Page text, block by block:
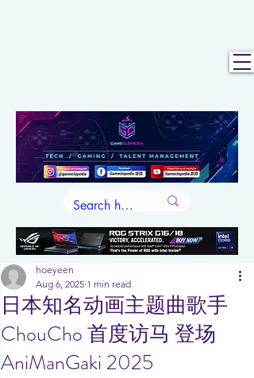
日本知名动画主题曲歌手
ChouCho 首度访马 登场
AniManGaki 2025
hoeyeen
Aug 6, 2025 1 min read